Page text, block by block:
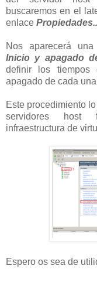
buscaremos en el
enlace
Nos aparecerá
Inicio y apagado
definir los tiempos
apagado de cada
Este procedimiento
servidores host
infraestructura de
Espero os sea de